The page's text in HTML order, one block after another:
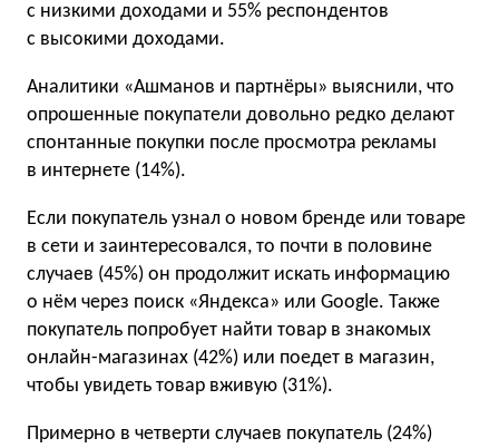
с низкими доходами и 55% респондентов
с высокими доходами.
Аналитики «Ашманов и партнёры» выяснили, что
опрошенные покупатели довольно редко делают
спонтанные покупки после просмотра рекламы
в интернете (14%).
Если покупатель узнал о новом бренде или товаре
в сети и заинтересовался, то почти в половине
случаев (45%) он продолжит искать информацию
о нём через поиск «Яндекса» или Google. Также
покупатель попробует найти товар в знакомых
онлайн-магазинах (42%) или поедет в магазин,
чтобы увидеть товар вживую (31%).
Примерно в четверти случаев покупатель (24%)